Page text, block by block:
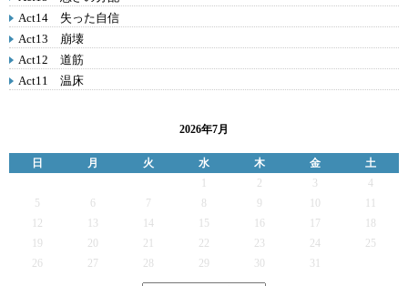
Act14 失った自信
Act13 崩壊
Act12 道筋
Act11 温床
2026年7月
日 月 火 水 木 金
土
2 3
4
5
6 7 9
12
13 14 15 16 17
19
20 21 22 23 24
25
26
27 28 29 30 31